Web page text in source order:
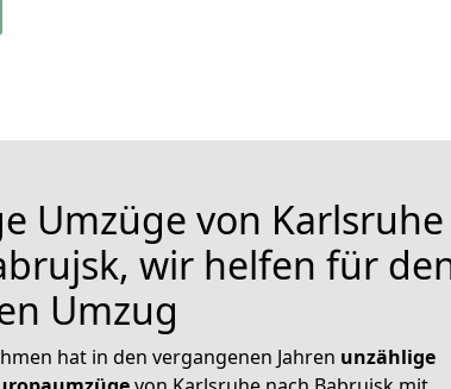
Umzüge von Karlsruhe
wir helfen für
Umzug
hat in den vergangenen Jahren unzählige